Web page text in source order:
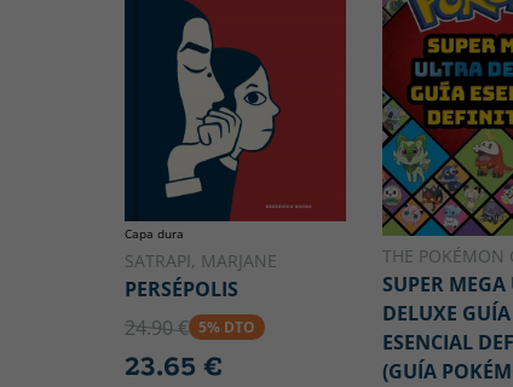
Capa dura
SATRAPI, MARJANE
PERSÉPOLIS
24.90 € 5% DTO
23.65 €
THE POKÉMON
SUPER MEGA
DELUXE GUÍA
ESENCIAL
(GUÍA